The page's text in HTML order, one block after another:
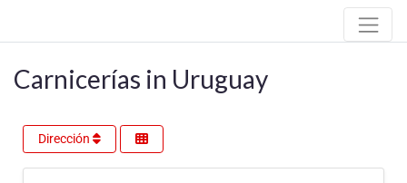
Carnicerías in Uruguay
Dirección